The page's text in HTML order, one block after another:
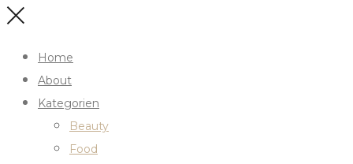
Home
About
Kategorien
Beauty
Food